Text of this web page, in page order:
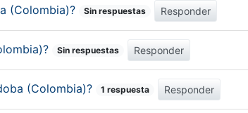
(Colombia)? Sin respuestas Responder
Sin respuestas Responder
(Colombia)? 1 respuesta Responder